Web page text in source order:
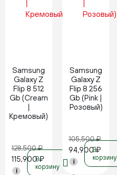
Samsung
Galaxy Z
Flip 8 512
Gb (Cream
|
Кремовый)
128,500₽
115,900₽
i
В
корзину
Samsung
Galaxy Z
Flip 8 256
Gb (Pink |
Розовый)
105,500₽
94,900₽
i
В
корзину